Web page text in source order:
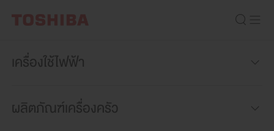
เครื่องใช้ไฟฟ้า
ผลิตภัณฑ์เครื่องครัว